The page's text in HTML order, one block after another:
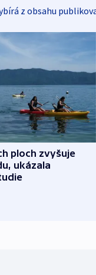
z obsahu
ploch zvyšuje
ukázala